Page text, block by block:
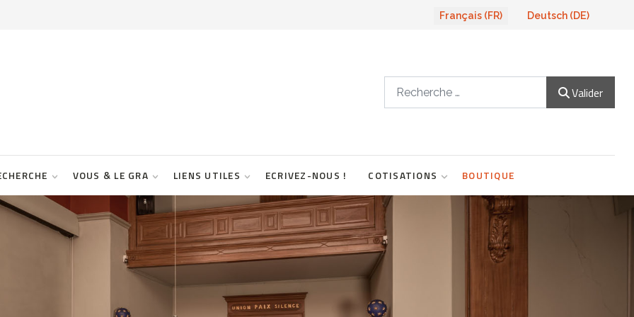
Sélectionnez votre langue
Français (FR) Deutsch (DE)
Valider
VOUS & LE GRA LIENS UTILES ECRIVEZ-NOUS ! COTISATIONS BOUTIQUE